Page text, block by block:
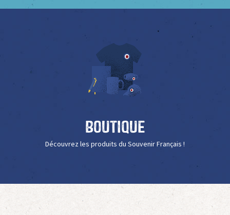
Boutique
Découvrez les produits du Souvenir Français !